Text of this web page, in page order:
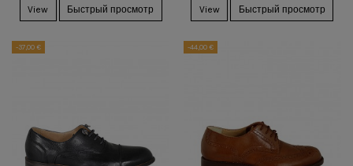
View Быстрый просмотр View Быстрый просмотр
-37,00 € -44,00 €